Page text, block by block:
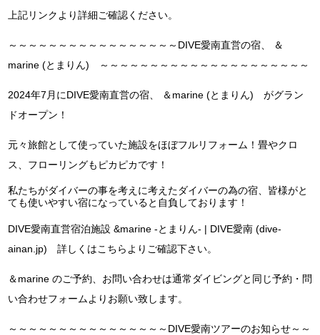
上記リンクより詳細ご確認ください。
～～～～～～～～～～～～～～～～～DIVE愛南直営の宿、 ＆
marine (とまりん) ～～～～～～～～～～～～～～～～～～～～～
2024年7月にDIVE愛南直営の宿、 ＆marine (とまりん) がグラン
ドオープン！
元々旅館として使っていた施設をほぼフルリフォーム！畳やクロ
ス、フローリングもピカピカです！
私たちがダイバーの事を考えに考えたダイバーの為の宿、皆様がと
ても使いやすい宿になっていると自負しております！
DIVE愛南直営宿泊施設 &marine -とまりん- | DIVE愛南 (dive-
ainan.jp) 詳しくはこちらよりご確認下さい。
＆marine のご予約、お問い合わせは通常ダイビングと同じ予約・問
い合わせフォームよりお願い致します。
～～～～～～～～～～～～～～～～DIVE愛南ツアーのお知らせ～～